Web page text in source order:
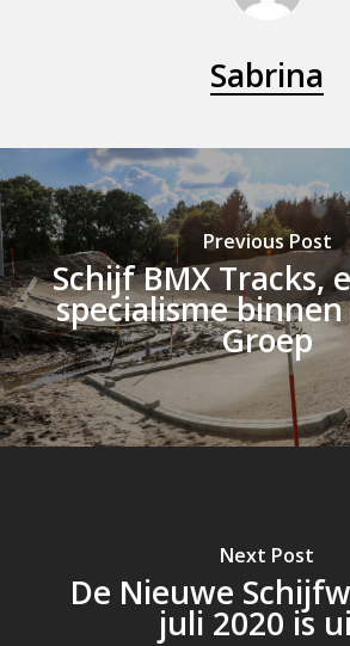
Sabrina
Previous Post
Schijf BMX Tracks,
specialisme
Groep
Next Post
De Nieuwe
juli 2020 is